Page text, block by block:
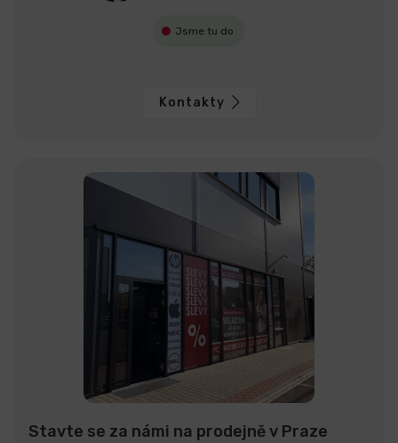
Jsme tu do
Kontakty
Stavte se za námi na prodejně v Praze